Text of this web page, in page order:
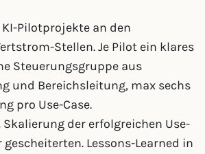
KI-Pilotprojekte an den
Stellen. Je Pilot ein klares
Steuerungsgruppe aus
und Bereichsleitung, max sechs
pro Use-Case.
Skalierung der erfolgreichen Use-
gescheiterten. Lessons-Learned in